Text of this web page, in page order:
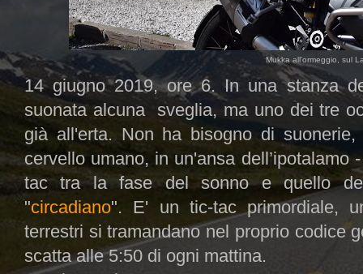
Mukka all'ormeggio, sul
14 giugno 2019, ore 6.In una stanza
suonata alcuna sveglia, ma uno dei tre
già all'erta. Non ha bisogno di
cervello umano, in un'ansa dell’ipotalamo
tac tra la fase del sonno e quello
"circadiano". E' un tic-tac primordiale,
terrestri si tramandano nel proprio codice
scatta alle 5:50 di ogni mattina.